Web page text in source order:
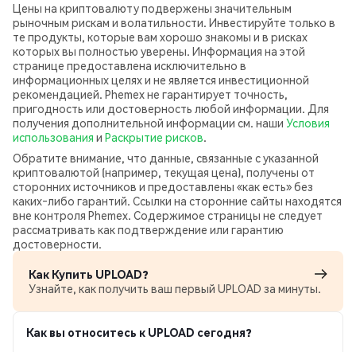
Цены на криптовалюту подвержены значительным
рыночным рискам и волатильности. Инвестируйте только в
те продукты, которые вам хорошо знакомы и в рисках
которых вы полностью уверены. Информация на этой
странице предоставлена исключительно в
информационных целях и не является инвестиционной
рекомендацией. Phemex не гарантирует точность,
пригодность или достоверность любой информации. Для
получения дополнительной информации см. наши Условия
использования и Раскрытие рисков.
Обратите внимание, что данные, связанные с указанной
криптовалютой (например, текущая цена), получены от
сторонних источников и предоставлены «как есть» без
каких‑либо гарантий. Ссылки на сторонние сайты находятся
вне контроля Phemex. Содержимое страницы не следует
рассматривать как подтверждение или гарантию
достоверности.
Как Купить UPLOAD?
Узнайте, как получить ваш первый UPLOAD за минуты.
Как вы относитесь к UPLOAD сегодня?